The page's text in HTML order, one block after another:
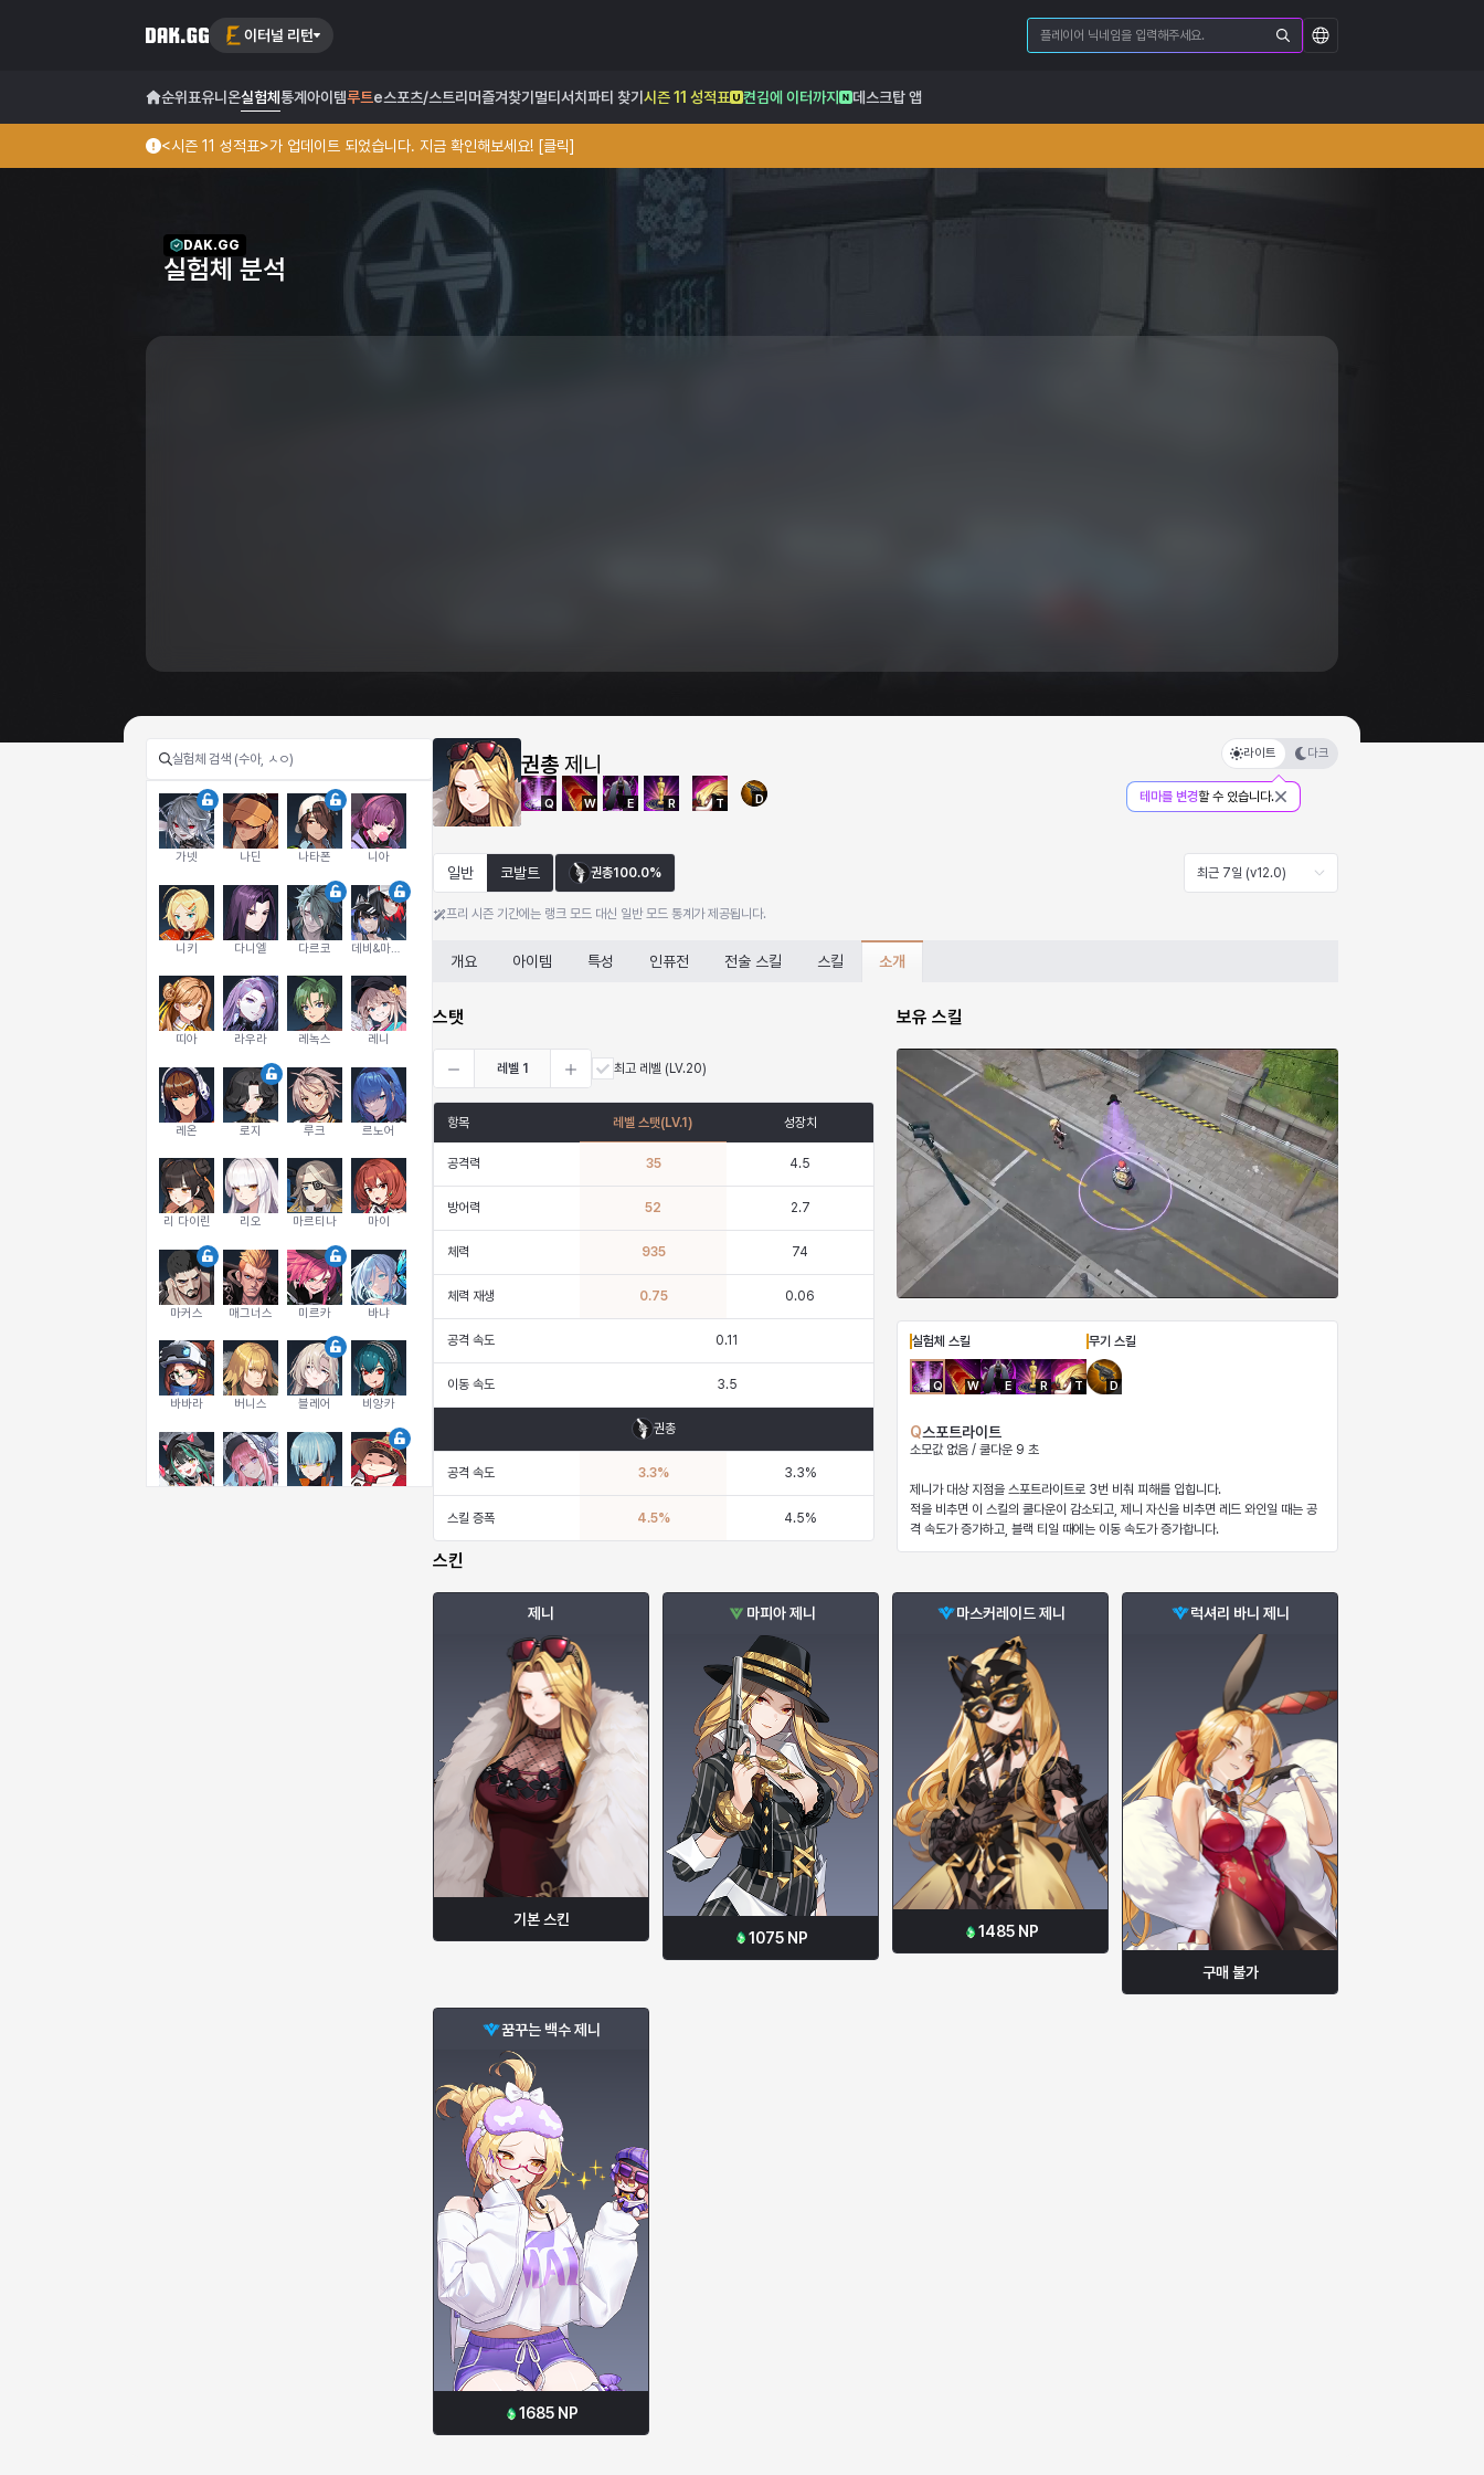
이터널 리턴
순위표유니온실험체 통계 아이템루트e스포츠/스트리머즐겨찾기 멀티서치 파티 찾기 시즌 11 성적표 켠김에 이터까지 데스크탑 앱
<시즌 11 성적표>가 업데이트 되었습니다. 지금 확인해보세요! [클릭]
DAK.GG
실험체 분석
가넷 나딘 나타폰 니아
니키 다니엘 다르코
띠아 라우라 레녹스 레니
레온 로지 루크 르노어
리 다이린 리오 마르티나 마이
마커스 매그너스 미르카 바냐
바바라 버니스 블레어 비앙카
권총 제니
Q W E R T D
라이트 다크
테마를 변경할 수 있습니다.
일반 코발트 권총100.0% 최근 7일 (v12.0)
프리 시즌 기간에는 랭크 모드 대신 일반 모드 통계가 제공됩니다.
개요 아이템 특성 인퓨전 전술 스킬 스킬 소개
스탯
레벨 1 최고 레벨 (LV.20)
항목 레벨 스탯(LV.1 ) 성장치
공격력 35 4.5
방어력 52 2.7
체력 935 74
체력 재생 0.75 0.06
공격 속도 0.11
이동 속도 3.5
권총
공격 속도 3.3% 3.3%
스킬 증폭 4.5% 4.5%
보유 스킬
실험체 스킬
Q W E R T
무기 스킬
D
Q스포트라이트
소모값 없음 / 쿨다운 9 초
제니가 대상 지점을 스포트라이트로 3번 비춰 피해를 입힙니다.
적을 비추면 이 스킬의 쿨다운이 감소되고, 제니 자신을 비추면 레드 와인일 때는 공
격 속도가 증가하고, 블랙 티일 때에는 이동 속도가 증가합니다.
스킨
제니
기본 스킨
마피아 제니
1075 NP
마스커레이드 제니
1485NP
럭셔리 바니 제니
구매 불가
꿈꾸는 백수 제니
1685 NP